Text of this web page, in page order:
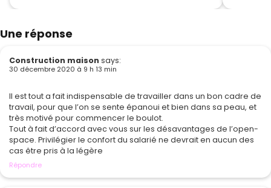
Une réponse
Construction maison says:
30 décembre 2020 à 9 h 13 min
Il est tout a fait indispensable de travailler dans un bon cadre de
travail, pour que l’on se sente épanoui et bien dans sa peau, et
très motivé pour commencer le boulot.
Tout à fait d’accord avec vous sur les désavantages de l’open-
space. Privilégier le confort du salarié ne devrait en aucun des
cas être pris à la légère
Répondre